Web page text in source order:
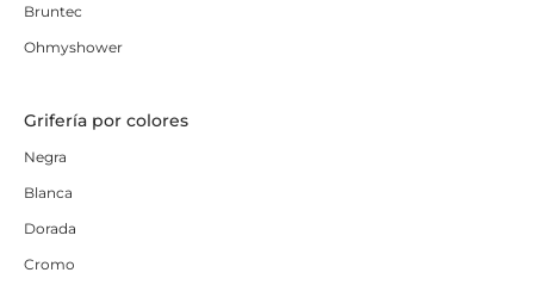
Bruntec
Ohmyshower
Grifería por colores
Negra
Blanca
Dorada
Cromo